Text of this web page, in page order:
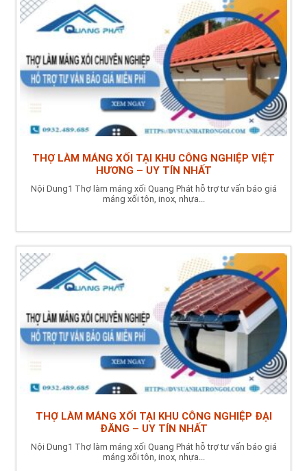
THỢ LÀM MÁNG XỐI TẠI KHU CÔNG NGHIỆP VIỆT
HƯƠNG – UY TÍN NHẤT
Nội Dung1 Thợ làm máng xối Quang Phát hỗ trợ tư vấn báo giá
máng xối tôn, inox, nhựa...
THỢ LÀM MÁNG XỐI TẠI KHU CÔNG NGHIỆP ĐẠI
ĐĂNG – UY TÍN NHẤT
Nội Dung1 Thợ làm máng xối Quang Phát hỗ trợ tư vấn báo giá
máng xối tôn, inox, nhựa...